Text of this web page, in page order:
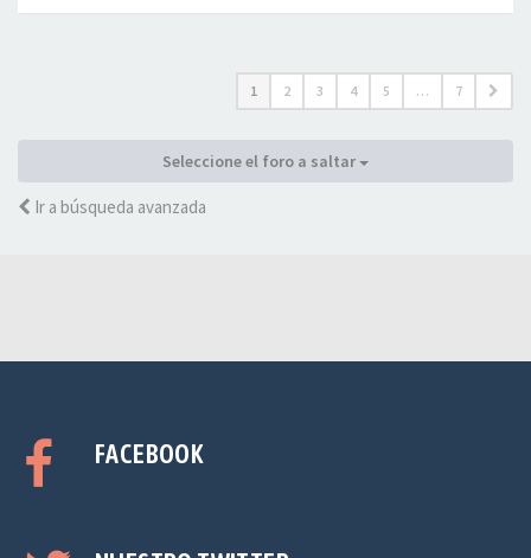
1 2 3 4 5 … 7
Seleccione el foro a saltar
Ir a búsqueda avanzada
FACEBOOK